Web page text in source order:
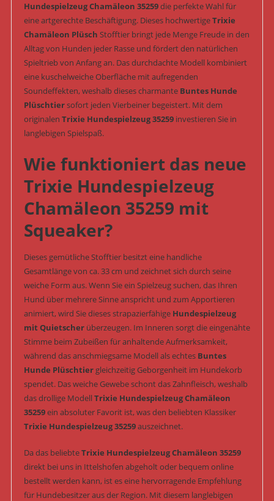
Hundespielzeug Chamäleon 35259die perfekte Wahl für
eine artgerechte Beschäftigung. Dieses hochwertigeTrixie
Chamäleon Plüsch Stofftier bringt jede Menge Freude in den
Alltag von Hunden jeder Rasse und fördert den natürlichen
Spieltrieb von Anfang an. Das durchdachte Modell kombiniert
eine kuschelweiche Oberfläche mit aufregenden
Soundeffekten, weshalb dieses charmante Buntes Hunde
Plüschtiersofort jeden Vierbeiner begeistert. Mit dem
originalen Trixie Hundespielzeug 35259investieren Sie in
langlebigen Spielspaß.
Wie funktioniert das neue
Trixie Hundespielzeug
Chamäleon 35259 mit
Squeaker?
Dieses gemütliche Stofftier besitzt eine handliche
Gesamtlänge von ca. 33 cm und zeichnet sich durch seine
weiche Form aus. Wenn Sie ein Spielzeug suchen, das Ihren
Hund über mehrere Sinne anspricht und zum Apportieren
animiert, wird Sie dieses strapazierfähige Hundespielzeug
mit Quietscherüberzeugen. Im Inneren sorgt die eingenähte
Stimme beim Zubeißen für anhaltende Aufmerksamkeit,
während das anschmiegsame Modell als echtes Buntes
Hunde Plüschtiergleichzeitig Geborgenheit im Hundekorb
spendet. Das weiche Gewebe schont das Zahnfleisch, weshalb
das drollige ModellTrixie Hundespielzeug Chamäleon
35259ein absoluter Favorit ist, was den beliebten Klassiker
Trixie Hundespielzeug 35259auszeichnet.
Da das beliebteTrixie Hundespielzeug Chamäleon 35259
direkt bei uns in Ittelshofen abgeholt oder bequem online
bestellt werden kann, ist es eine hervorragende Empfehlung
für Hundebesitzer aus der Region. Mit diesem langlebigen